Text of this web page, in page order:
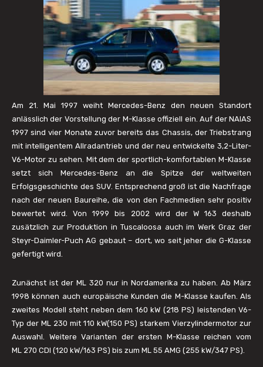
Am 21. Mai 1997 weiht Mercedes-Benz den neuen Standort
anlässlich der Vorstellung der M-Klasse offiziell ein. Auf der NAIAS
1997 sind vier Monate zuvor bereits das Chassis, der Triebstrang
mit intelligentem Allradantrieb und der neu entwickelte 3,2-Liter-
V6-Motor zu sehen. Mit dem der sportlich-komfortablen M-Klasse
setzt sich Mercedes-Benz an die Spitze der weltweiten
Erfolgsgeschichte des SUV. Entsprechend groß ist die Nachfrage
nach der neuen Baureihe, die von den Fachmedien sehr positiv
bewertet wird. Von 1999 bis 2002 wird der W 163 deshalb
zusätzlich zur Produktion in Tuscaloosa auch im Werk Graz der
Steyr-Daimler-Puch AG gebaut – dort, wo seit jeher die G-Klasse
gefertigt wird.
Zunächst ist der ML 320 nur in Nordamerika zu haben. Ab März
1998 können auch europäische Kunden die M-Klasse kaufen. Als
zweites Modell steht neben dem 160 kW (218 PS) leistenden V6-
Typ der ML 230 mit 110 kW(150 PS) starkem Vierzylindermotor zur
Auswahl. Weitere Varianten der ersten M-Klasse reichen vom
ML 270 CDI (120 kW/163 PS) bis zum ML 55 AMG (255 kW/347 PS).